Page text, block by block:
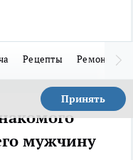
Рецепты Ремонт
Принять
мужчину